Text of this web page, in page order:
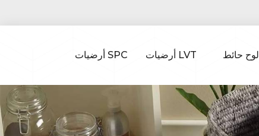
أرضيات SPC أرضيات LVT لوح حائط